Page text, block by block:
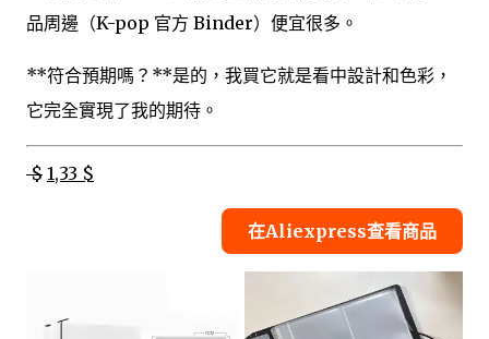
品周邊（K-pop 官方 Binder）便宜很多。
**符合預期嗎？**是的，我買它就是看中設計和色彩，
它完全實現了我的期待。
$ 1,33 $
在Aliexpress查看商品